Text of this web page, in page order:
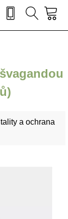
a ochrana